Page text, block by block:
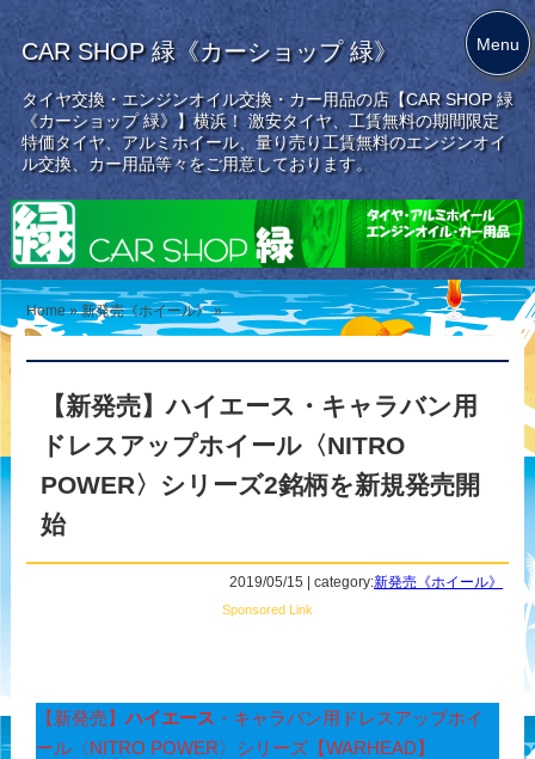
CAR SHOP 緑《カーショップ 緑》
タイヤ交換・エンジンオイル交換・カー用品の店【CAR SHOP 緑
《カーショップ 緑》】横浜！ 激安タイヤ、工賃無料の期間限定
特価タイヤ、アルミホイール、量り売り工賃無料のエンジンオイ
ル交換、カー用品等々をご用意しております。
Home »新発売《ホイール》 »
【新発売】ハイエース・キャラバン用
ドレスアップホイール〈NITRO
POWER〉シリーズ2銘柄を新規発売開
始
2019/05/15 | category:新発売《ホイール》
Sponsored Link
【新発売】ハイエース ・キャラバン用ドレスアップホイ
ール〈NITRO POWER〉シリーズ【WARHEAD】
Menu